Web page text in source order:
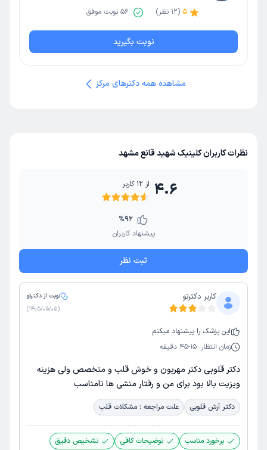
دانشگاه علوم پزشکی مشهد | فلوشیپ جراحی قاعده
جمجمه | تخصص جراحی مغز و اعصاب
5
(
12 نظر) 56 نوبت موفق
نوبت بگیرید
مشاهده همه دکترهای مرکز
نظرات کاربران کلینیک شهید قانع مشهد
4.6 از12 کاربر
%92
پیشنهاد کاربران
ثبت نظر
کاربر دکترتو
نوبت از دکترتو
(
1405/05/05
)
این پزشک را پیشنهاد میکنم
زمان انتظار: 15-45 دقیقه
دکتر قلوبی دکتر مهربون و خوش قلب و متخصص ولی هزینه
ویزیت بالا بود برای من و رفتار منشی ها نامناسب
دکتر آرش قلوبی علت مراجعه : مشکلات قلب
برخورد مناسب توضیحات کافی تشخیص دقیق